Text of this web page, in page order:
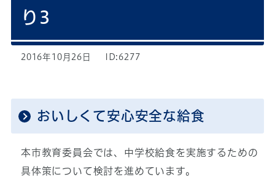
り3
2016年10月26日 ID:6277
おいしくて安心安全な給食
本市教育委員会では、中学校給食を実施するための
具体策について検討を進めています。